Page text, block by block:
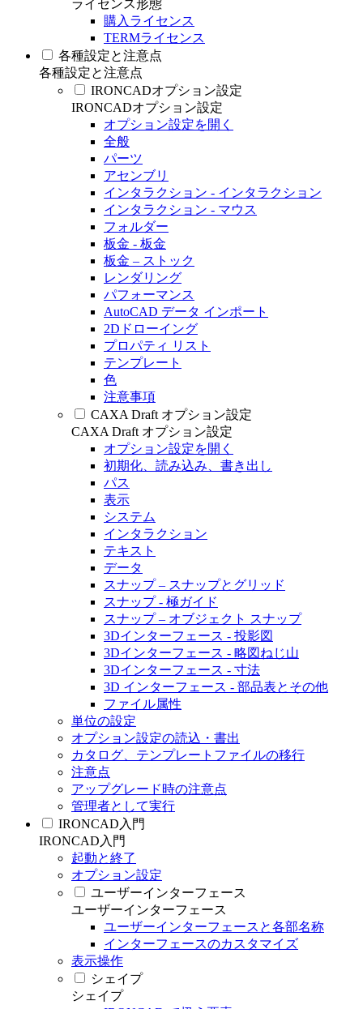
ライセンス形態
購入ライセンス
TERMライセンス
各種設定と注意点
各種設定と注意点
IRONCADオプション設定
IRONCADオプション設定
オプション設定を開く
全般
パーツ
アセンブリ
インタラクション - インタラクション
インタラクション - マウス
フォルダー
板金 - 板金
板金 – ストック
レンダリング
パフォーマンス
AutoCAD データ インポート
2Dドローイング
プロパティ リスト
テンプレート
色
注意事項
CAXA Draft オプション設定
CAXA Draft オプション設定
オプション設定を開く
初期化、読み込み、書き出し
パス
表示
システム
インタラクション
テキスト
データ
スナップ – スナップとグリッド
スナップ - 極ガイド
スナップ – オブジェクト スナップ
3Dインターフェース - 投影図
3Dインターフェース - 略図ねじ山
3Dインターフェース - 寸法
3D インターフェース - 部品表とその他
ファイル属性
単位の設定
オプション設定の読込・書出
カタログ、テンプレートファイルの移行
注意点
アップグレード時の注意点
管理者として実行
IRONCAD入門
IRONCAD入門
起動と終了
オプション設定
ユーザーインターフェース
ユーザーインターフェース
ユーザーインターフェースと各部名称
インターフェースのカスタマイズ
表示操作
シェイプ
シェイプ